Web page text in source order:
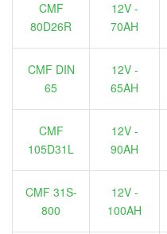
CMF
80D26R
12V -
70AH
CMF DIN
65
12V -
65AH
CMF
105D31L
12V -
90AH
CMF 31S-
800
12V -
100AH